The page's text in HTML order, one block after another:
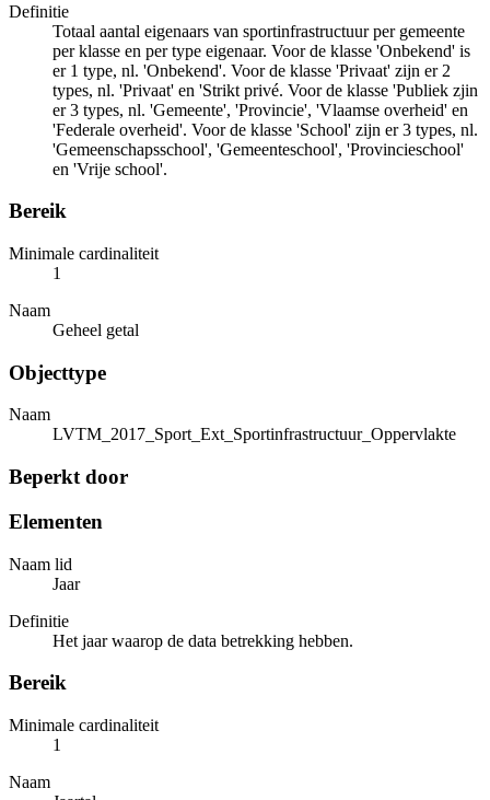
Definitie
Totaal aantal eigenaars van sportinfrastructuur per gemeente
per klasse en per type eigenaar. Voor de klasse 'Onbekend' is
er 1 type, nl. 'Onbekend'. Voor de klasse 'Privaat' zijn er 2
types, nl. 'Privaat' en 'Strikt privé. Voor de klasse 'Publiek zjin
er 3 types, nl. 'Gemeente', 'Provincie', 'Vlaamse overheid' en
'Federale overheid'. Voor de klasse 'School' zijn er 3 types, nl.
'Gemeenschapsschool', 'Gemeenteschool', 'Provincieschool'
en 'Vrije school'.
Bereik
Minimale cardinaliteit
1
Naam
Geheel getal
Objecttype
Naam
LVTM_2017_Sport_Ext_Sportinfrastructuur_Oppervlakte
Beperkt door
Elementen
Naam lid
Jaar
Definitie
Het jaar waarop de data betrekking hebben.
Bereik
Minimale cardinaliteit
1
Naam